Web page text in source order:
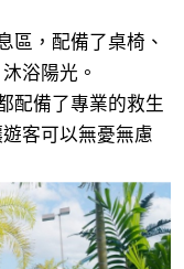
區，配備了桌椅、
浴陽光。
配備了專業的救生
客可以無憂無慮